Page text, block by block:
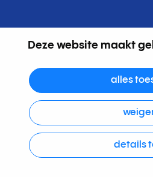
Deze website maakt
alles
details
20K
dagelijkse gebruikers